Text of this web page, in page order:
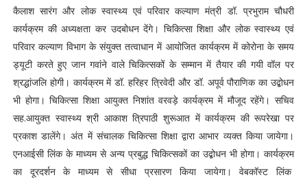
कैलाश सारंग और लोक स्वास्थ्य एवं परिवार कल्याण मंत्री डॉ. प्रभुराम चौधरी
कार्यक्रम की अध्यक्षता कर उदबोधन देंगे। चिकित्सा शिक्षा और लोक स्वास्थ्य एवं
परिवार कल्याण विभाग के संयुक्त तत्वाधान में आयोजित कार्यक्रम में कोरोना के समय
ड्यूटी करते हुए जान गवांने वाले चिकित्सकों के सम्मान में तैयार की गयी वॉल पर
श्रद्धांजलि होगी। कार्यक्रम में डॉ. हरिहर त्रिवेदी और डॉ. अपूर्व पौराणिक का उद्बोधन
भी होगा। चिकित्सा शिक्षा आयुक्त निशांत वरवड़े कार्यक्रम में मौजूद रहेंगे। सचिव
सह.आयुक्त स्वास्थ्य श्री आकाश त्रिपाठी शुरूआत में कार्यक्रम की रूपरेखा पर
प्रकाश डालेंगे। अंत में संचालक चिकित्सा शिक्षा द्वारा आभार व्यक्त किया जायेगा।
एनआईसी लिंक के माध्यम से अन्य प्रबुद्ध चिकित्सकों का उद्बोधन भी होगा। कार्यक्रम
का दूरदर्शन के माध्यम से सीधा प्रसारण किया जायेगा। वेबकॉस्ट लिंक